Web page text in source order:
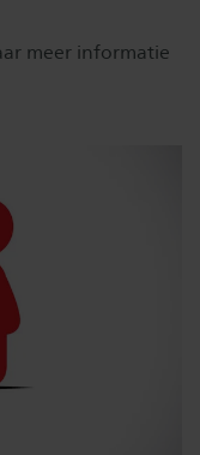
meer informatie